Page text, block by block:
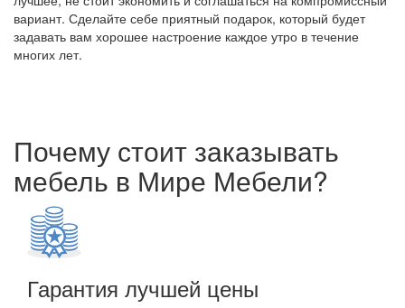
вариант. Сделайте себе приятный подарок, который будет
задавать вам хорошее настроение каждое утро в течение
многих лет.
Почему стоит заказывать
мебель в Мире Мебели?
Гарантия лучшей цены